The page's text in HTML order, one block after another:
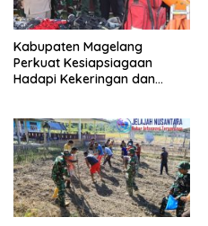
Kabupaten Magelang
Perkuat Kesiapsiagaan
Hadapi Kekeringan dan